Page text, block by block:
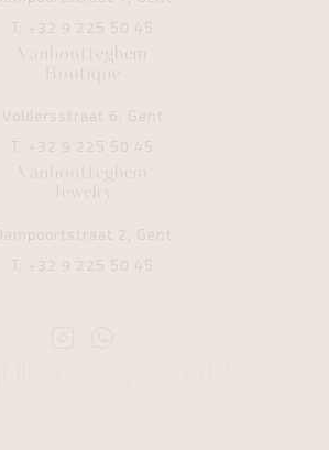
T. +32 9 225 50 45
Vanhoutteghem
Boutique
Voldersstraat 6, Gent
T. +32 9 225 50 45
Vanhoutteghem
Jewelry
Dampoortstraat 2, Gent
T. +32 9 225 50 45